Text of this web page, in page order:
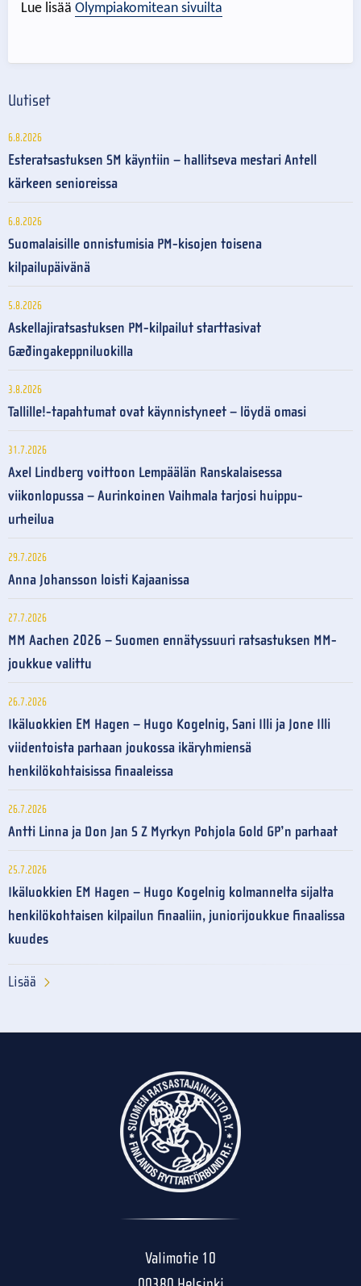
Lue lisää Olympiakomitean sivuilta
Uutiset
6.8.2026
Esteratsastuksen SM käyntiin – hallitseva mestari Antell
kärkeen senioreissa
6.8.2026
Suomalaisille onnistumisia PM-kisojen toisena
kilpailupäivänä
5.8.2026
Askellajiratsastuksen PM-kilpailut starttasivat
Gæðingakeppniluokilla
3.8.2026
Tallille!-tapahtumat ovat käynnistyneet – löydä omasi
31.7.2026
Axel Lindberg voittoon Lempäälän Ranskalaisessa
viikonlopussa – Aurinkoinen Vaihmala tarjosi huippu-
urheilua
29.7.2026
Anna Johansson loisti Kajaanissa
27.7.2026
MM Aachen 2026 – Suomen ennätyssuuri ratsastuksen MM-
joukkue valittu
26.7.2026
Ikäluokkien EM Hagen – Hugo Kogelnig, Sani Illi ja Jone Illi
viidentoista parhaan joukossa ikäryhmiensä
henkilökohtaisissa finaaleissa
26.7.2026
Antti Linna ja Don Jan S Z Myrkyn Pohjola Gold GP’n parhaat
25.7.2026
Ikäluokkien EM Hagen – Hugo Kogelnig kolmannelta sijalta
henkilökohtaisen kilpailun finaaliin, juniorijoukkue finaalissa
kuudes
Lisää
Valimotie 10